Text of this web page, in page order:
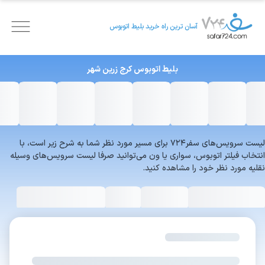
آسان ترین راه خرید بلیط اتوبوس
بلیط اتوبوسکرجزرین شهر
لیست سرویس‌های سفر۷۲۴ برای مسیر مورد نظر شما به شرح زیر است، با
انتخاب فیلتر اتوبوس، سواری یا ون می‌توانید صرفا لیست سرویس‌های وسیله
نقلیه مورد نظر خود را مشاهده کنید.